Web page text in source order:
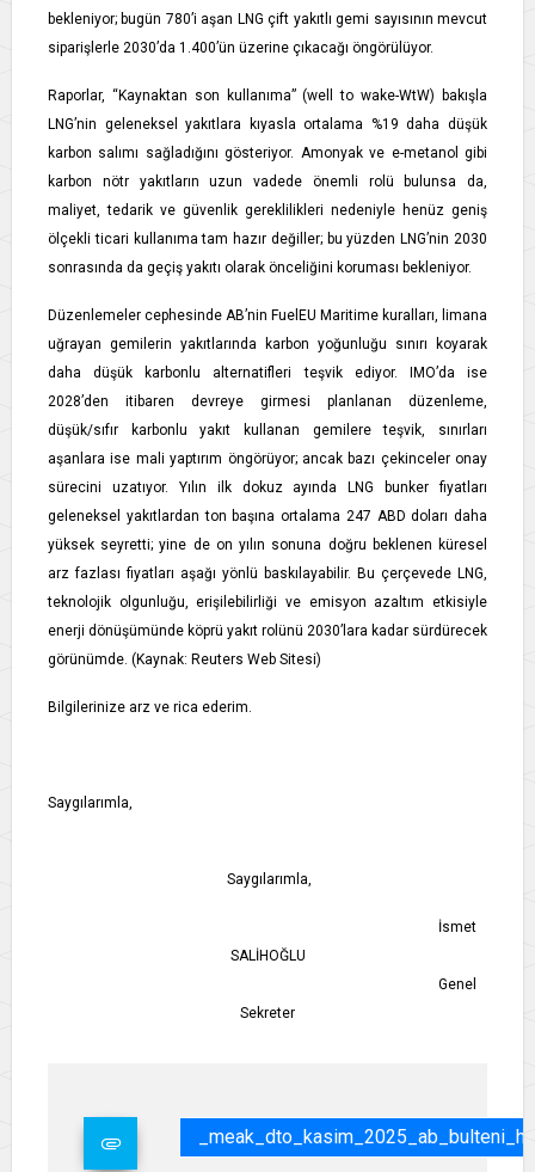
bekleniyor; bugün 780’i aşan LNG çift yakıtlı gemi sayısının mevcut
siparişlerle 2030’da 1.400’ün üzerine çıkacağı öngörülüyor.
Raporlar, “Kaynaktan son kullanıma” (well to wake-WtW) bakışla
LNG’nin geleneksel yakıtlara kıyasla ortalama %19 daha düşük
karbon salımı sağladığını gösteriyor. Amonyak ve e-metanol gibi
karbon nötr yakıtların uzun vadede önemli rolü bulunsa da,
maliyet, tedarik ve güvenlik gereklilikleri nedeniyle henüz geniş
ölçekli ticari kullanıma tam hazır değiller; bu yüzden LNG’nin 2030
sonrasında da geçiş yakıtı olarak önceliğini koruması bekleniyor.
Düzenlemeler cephesinde AB’nin FuelEU Maritime kuralları, limana
uğrayan gemilerin yakıtlarında karbon yoğunluğu sınırı koyarak
daha düşük karbonlu alternatifleri teşvik ediyor. IMO’da ise
2028’den itibaren devreye girmesi planlanan düzenleme,
düşük/sıfır karbonlu yakıt kullanan gemilere teşvik, sınırları
aşanlara ise mali yaptırım öngörüyor; ancak bazı çekinceler onay
sürecini uzatıyor. Yılın ilk dokuz ayında LNG bunker fiyatları
geleneksel yakıtlardan ton başına ortalama 247 ABD doları daha
yüksek seyretti; yine de on yılın sonuna doğru beklenen küresel
arz fazlası fiyatları aşağı yönlü baskılayabilir. Bu çerçevede LNG,
teknolojik olgunluğu, erişilebilirliği ve emisyon azaltım etkisiyle
enerji dönüşümünde köprü yakıt rolünü 2030’lara kadar sürdürecek
görünümde. (Kaynak: Reuters Web Sitesi)
Bilgilerinize arz ve rica ederim.
Saygılarımla,
Saygılarımla,
İsmet
SALİHOĞLU
Genel
Sekreter